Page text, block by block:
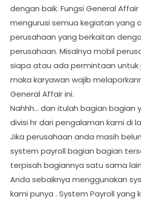
dengan baik. Fungsi General
mengurusi semua kegiatan yang
perusahaan yang berkaitan
perusahaan. Misalnya mobil
siapa atau ada permintaan
maka karyawan wajib
General Affair ini.
Nahhh… dan itulah bagian bagian
divisi hr dari pengalaman kami di
Jika perusahaan anda masih
system payroll bagian bagian
terpisah bagiannya satu sama
Anda sebaiknya menggunakan
kami punya . System Payroll yang